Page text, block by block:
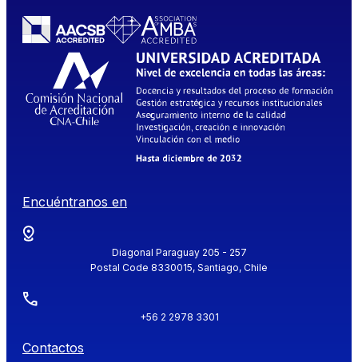
Encuéntranos en
Diagonal Paraguay 205 - 257
Postal Code 8330015, Santiago, Chile
+56 2 2978 3301
Contactos